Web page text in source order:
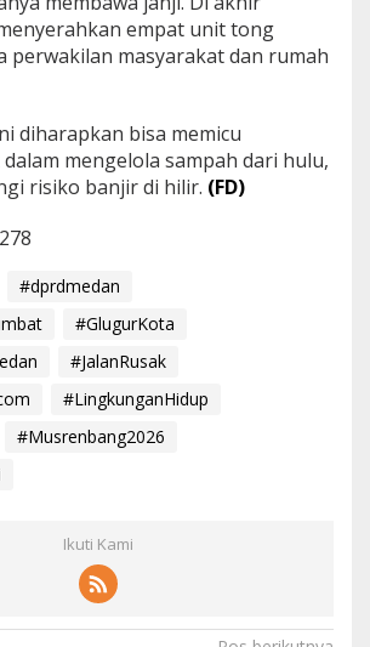
empat unit tong
perwakilan masyarakat dan rumah
diharapkan bisa memicu
mengelola sampah dari hulu,
risiko banjir di hilir. (FD)
278
#dprdmedan
#GlugurKota
#JalanRusak
#LingkunganHidup
#Musrenbang2026
Ikuti Kami